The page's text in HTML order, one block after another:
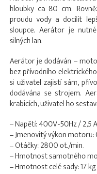
hloubky ca 80 cm.
proudu vody a docílit
sloupce. Aerátor je
silných lan.
Aerátor je dodáván –
bez přívodního
si uživatel zajistí sám,
dodávána se strojem.
krabicích, uživatel ho
– Napětí: 400V-50Hz / 2,5 A
– Jmenovitý výkon motoru:
– Otáčky: 2800 ot./min.
– Hmotnost samotného
– Hmotnost celé sady: 17 kg